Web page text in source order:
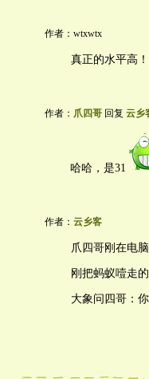
作者：wtxwtx
真正的水平高
作者： 爪四哥 回复 云乡
哈哈，是31
作者： 云乡客
爪四哥刚在电
刚把蚂蚁噎走
大象问四哥：